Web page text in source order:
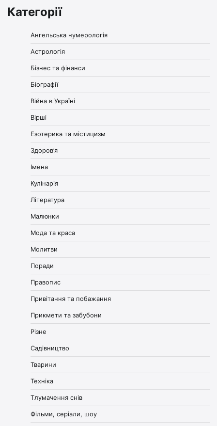
Категорії
Ангельська нумерологія
Астрологія
Бізнес та фінанси
Біографії
Війна в Україні
Вірші
Езотерика та містицизм
Здоров’я
Імена
Кулінарія
Література
Малюнки
Мода та краса
Молитви
Поради
Правопис
Привітання та побажання
Прикмети та забубони
Різне
Садівництво
Тварини
Техніка
Тлумачення снів
Фільми, серіали, шоу